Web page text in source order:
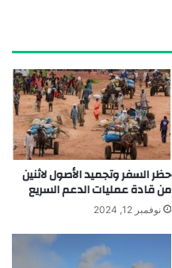
حظر السفر وتجميد الأصول لاثنين
من قادة عمليات الدعم السريع
نوفمبر 12, 2024